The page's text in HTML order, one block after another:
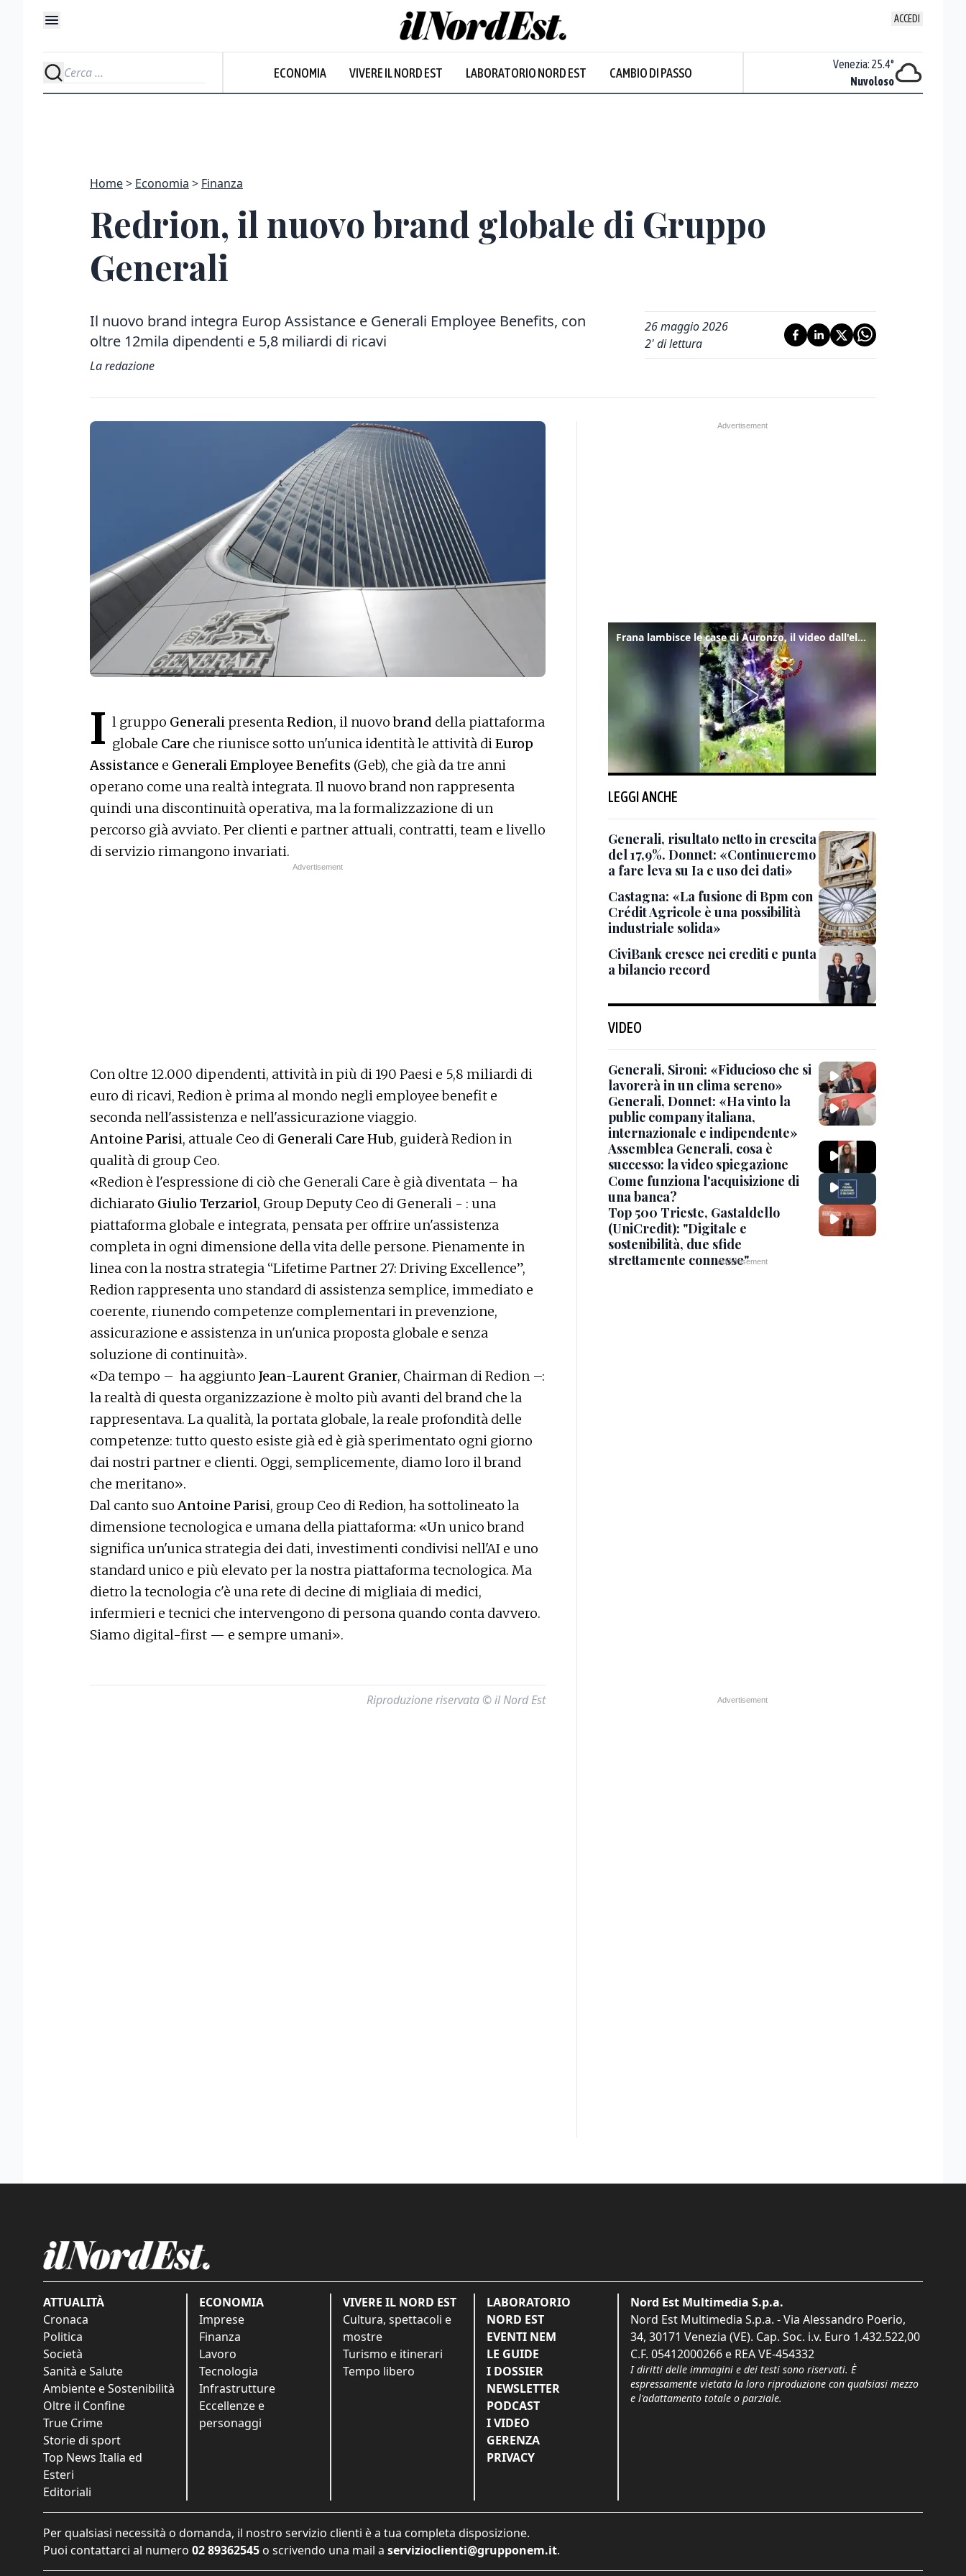
ACCEDI
ECONOMIA VIVERE IL NORD EST LABORATORIO NORD EST CAMBIO DI PASSO
Nuvoloso
Venezia: 25.4°
Nuvoloso
Home Economia Finanza
Redrion, il nuovo brand globale di Gruppo
Generali
Il nuovo brand integra Europ Assistance e Generali Employee Benefits, con
oltre 12mila dipendenti e 5,8 miliardi di ricavi
La redazione
26 maggio 2026
2' di lettura
I l gruppo Generali presentaRedion, il nuovobrand della piattaforma
globale Care che riunisce sotto un'unica identità le attività diEurop
Assistance e Generali Employee Benefits (Geb), che già da tre anni
operano come una realtà integrata. Il nuovo brand non rappresenta
quindi una discontinuità operativa, ma la formalizzazione di un
percorso già avviato. Per clienti e partner attuali, contratti, team e livello
di servizio rimangono invariati.
Con oltre 12.000 dipendenti, attività in più di 190 Paesi e 5,8 miliardi di
euro di ricavi, Redion è prima al mondo negli employee benefit e
seconda nell'assistenza e nell'assicurazione viaggio.
Antoine Parisi, attuale Ceo di Generali Care Hub, guiderà Redion in
qualità di group Ceo.
«Redion è l'espressione di ciò che Generali Care è già diventata – ha
dichiarato Giulio Terzariol, Group Deputy Ceo di Generali - : una
piattaforma globale e integrata, pensata per offrire un'assistenza
completa in ogni dimensione della vita delle persone. Pienamente in
linea con la nostra strategia “Lifetime Partner 27: Driving Excellence”,
Redion rappresenta uno standard di assistenza semplice, immediato e
coerente, riunendo competenze complementari in prevenzione,
assicurazione e assistenza in un'unica proposta globale e senza
soluzione di continuità».
«Da tempo – ha aggiunto Jean-Laurent Granier, Chairman di Redion –:
la realtà di questa organizzazione è molto più avanti del brand che la
rappresentava. La qualità, la portata globale, la reale profondità delle
competenze: tutto questo esiste già ed è già sperimentato ogni giorno
dai nostri partner e clienti. Oggi, semplicemente, diamo loro il brand
che meritano».
Dal canto suoAntoine Parisi, group Ceo di Redion, ha sottolineato la
dimensione tecnologica e umana della piattaforma: «Un unico brand
significa un'unica strategia dei dati, investimenti condivisi nell'AI e uno
standard unico e più elevato per la nostra piattaforma tecnologica. Ma
dietro la tecnologia c'è una rete di decine di migliaia di medici,
infermieri e tecnici che intervengono di persona quando conta davvero.
Siamo digital-first — e sempre umani».
Riproduzione riservata © il Nord Est
Frana lambisce le case di Auronzo, il video dall'elicottero dei vigili del fuoco
LEGGI ANCHE
Generali, risultato netto in crescita
del 17,9%. Donnet: «Continueremo
a fare leva su Ia e uso dei dati»
Castagna: «La fusione di Bpm con
Crédit Agricole è una possibilità
industriale solida»
CiviBank cresce nei crediti e punta
a bilancio record
VIDEO
Generali, Sironi: «Fiducioso che si
lavorerà in un clima sereno»
Generali, Donnet: «Ha vinto la
public company italiana,
internazionale e indipendente»
Assemblea Generali, cosa è
successo: la video spiegazione
Come funziona l'acquisizione di
una banca?
Top 500 Trieste, Gastaldello
(UniCredit): "Digitale e
sostenibilità, due sfide
strettamente connesse"
ATTUALITÀ
Cronaca
Politica
Società
Sanità e Salute
Ambiente e Sostenibilità
Oltre il Confine
True Crime
Storie di sport
Top News Italia ed
Esteri
Editoriali
ECONOMIA
Imprese
Finanza
Lavoro
Tecnologia
Infrastrutture
Eccellenze e
personaggi
VIVERE IL NORD EST
Cultura, spettacoli e
mostre
Turismo e itinerari
Tempo libero
LABORATORIO
NORD EST
EVENTI NEM
LE GUIDE
I DOSSIER
NEWSLETTER
PODCAST
I VIDEO
GERENZA
PRIVACY
Nord Est Multimedia S.p.a.
Nord Est Multimedia S.p.a. - Via Alessandro Poerio,
34, 30171 Venezia (VE). Cap. Soc. i.v. Euro 1.432.522,00
C.F. 05412000266 e REA VE-454332
I diritti delle immagini e dei testi sono riservati. È
espressamente vietata la loro riproduzione con qualsiasi mezzo
e l'adattamento totale o parziale.
Per qualsiasi necessità o domanda, il nostro servizio clienti è a tua completa disposizione.
Puoi contattarci al numero 02 89362545 o scrivendo una mail a servizioclienti@grupponem.it.